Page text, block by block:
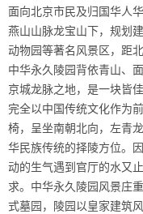
面向北京市民及归国华人
燕山山脉龙宝山下，规划
动物园等著名风景区，距
中华永久陵园背依青山、
京城龙脉之地，是一块皆
完全以中国传统文化作为
椅，呈坐南朝北向，左青
华民族传统的择陵方位。
动的生气遇到官厅的水又
求。中华永久陵园风景庄
式墓园，陵园以皇家建筑